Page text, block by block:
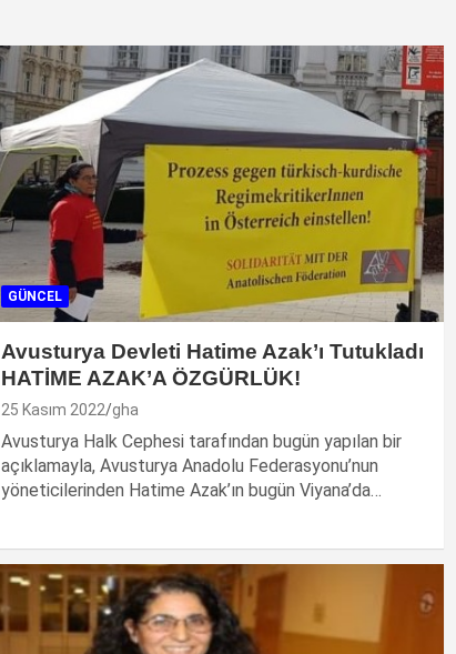
GÜNCEL
Avusturya Devleti Hatime Azak’ı Tutukladı
HATİME AZAK’A ÖZGÜRLÜK!
25 Kasım 2022 gha
Avusturya Halk Cephesi tarafından bugün yapılan bir
açıklamayla, Avusturya Anadolu Federasyonu’nun
yöneticilerinden Hatime Azak’ın bugün Viyana’da…